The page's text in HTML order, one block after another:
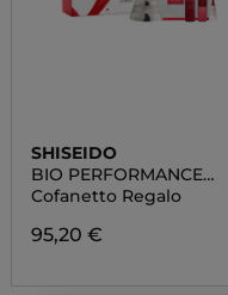
SHISEIDO
BIO PERFORMANCE
POUCH SET
Cofanetto Regalo
95,20 €